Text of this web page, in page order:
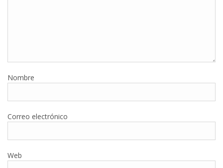
Nombre
Correo electrónico
Web